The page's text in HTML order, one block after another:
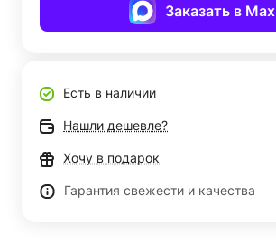
Заказать в Max
Есть в наличии
Нашли дешевле?
Хочу в подарок
Гарантия свежести и качества